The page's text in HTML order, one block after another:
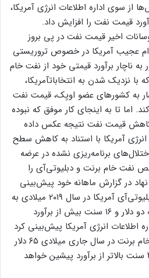
از سوی اداره اطلاعات انرژی آمریکا،
قیمت نفت را افزایش داد.
اخیر قیمت نفت در پی بروز
عجیب آمریکا در خصوص تروریستی
ناچار برآورد قیمتی خود از نفت خام
با نزدیک شدن به انتخاباتآمریکا،
به کشورهای عضو اوپک، قیمت نفت
اما تا به اینجای کار موفق که نبوده
قیمت نفت نتیجه عکس داده
انرژی آمریکا با استناد به کاهش سطح
برنامه‌ریزی نشده در عرضه
نفت خام برنت و دبلیوتی‌آی را
در گزارش ماهانه خود پیش‌بینی
کرد میانگین قیمت شاخص دبلیوتی‌آی آمریکا در سال ٢٠١٩ میلادی به
۵٨ دلار و ٨٠ سنت می‌رسد که دو دلار و ١۶ سنت بیش از برآورد
انرژی آمریکا پیش‌بینی کرد
میانگین قیمت شاخص نفت خام برنت در سال جاری میلادی ۶۵ دلار
و ١۵ سنت، یعنی دو دلار و ٣٧ سنت بالاتر از برآورد پیشین خواهد